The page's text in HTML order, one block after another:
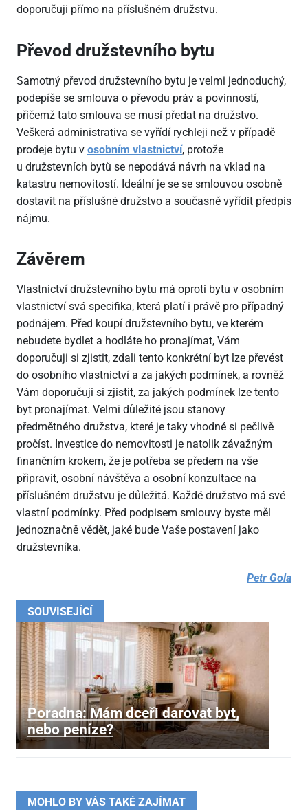
SOUVISEJÍCÍ
Poradna: Mám dceři darovat byt,
nebo peníze?
doporučuji přímo na příslušném družstvu.
Převod družstevního bytu
Samotný převod družstevního bytu je velmi jednoduchý,
podepíše se smlouva o převodu práv a povinností,
přičemž tato smlouva se musí předat na družstvo.
Veškerá administrativa se vyřídí rychleji než v případě
prodeje bytu v osobním vlastnictví, protože
u družstevních bytů se nepodává návrh na vklad na
katastru nemovitostí. Ideální je se se smlouvou osobně
dostavit na příslušné družstvo a současně vyřídit předpis
nájmu.
Závěrem
Vlastnictví družstevního bytu má oproti bytu v osobním
vlastnictví svá specifika, která platí i právě pro případný
podnájem. Před koupí družstevního bytu, ve kterém
nebudete bydlet a hodláte ho pronajímat, Vám
doporučuji si zjistit, zdali tento konkrétní byt lze převést
do osobního vlastnictví a za jakých podmínek, a rovněž
Vám doporučuji si zjistit, za jakých podmínek lze tento
byt pronajímat. Velmi důležité jsou stanovy
předmětného družstva, které je taky vhodné si pečlivě
pročíst. Investice do nemovitosti je natolik závažným
finančním krokem, že je potřeba se předem na vše
připravit, osobní návštěva a osobní konzultace na
příslušném družstvu je důležitá. Každé družstvo má své
vlastní podmínky. Před podpisem smlouvy byste měl
jednoznačně vědět, jaké bude Vaše postavení jako
družstevníka.
Petr Gola
MOHLO BY VÁS TAKÉ ZAJÍMAT